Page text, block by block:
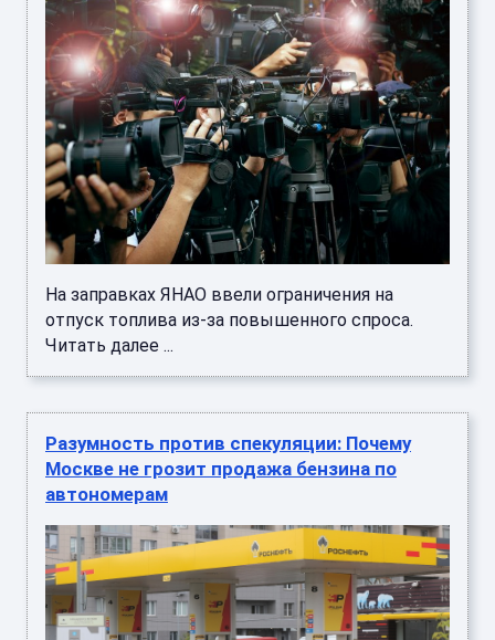
На заправках ЯНАО ввели ограничения на
отпуск топлива из-за повышенного спроса.
Читать далее ...
Разумность против спекуляции: Почему
Москве не грозит продажа бензина по
автономерам